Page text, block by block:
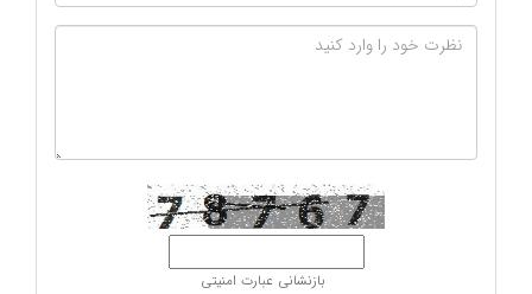
بازنشانی عبارت امنیتی